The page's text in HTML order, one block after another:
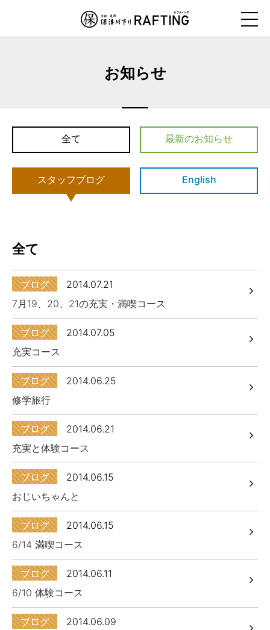
ビ
ゲ
シ
ン
キ
ッ
お知らせ
全て 最新のお知らせ
スタッフブログ English
全て
ブログ
2014.07.21
7月19、20、21の充実・満喫コース
ブログ
2014.07.05
充実コース
ブログ
2014.06.25
修学旅行
ブログ
2014.06.21
充実と体験コース
ブログ
2014.06.15
おじいちゃんと
ブログ
2014.06.15
6/14 満喫コース
ブログ
2014.06.11
6/10 体験コース
ブログ
2014.06.09